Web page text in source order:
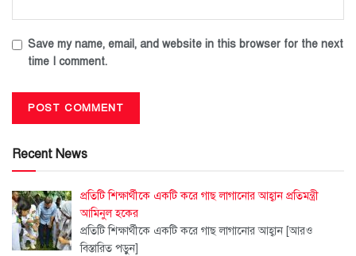
Save my name, email, and website in this browser for the next
time I comment.
Recent News
প্রতিটি শিক্ষার্থীকে একটি করে গাছ লাগানোর আহ্বান প্রতিমন্ত্রী
আমিনুল হকের
প্রতিটি শিক্ষার্থীকে একটি করে গাছ লাগানোর আহ্বান [আরও
বিস্তারিত পড়ুন]